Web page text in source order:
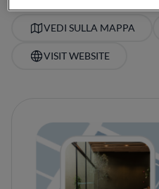
VEDI SULLA MAPPA
VISIT WEBSITE